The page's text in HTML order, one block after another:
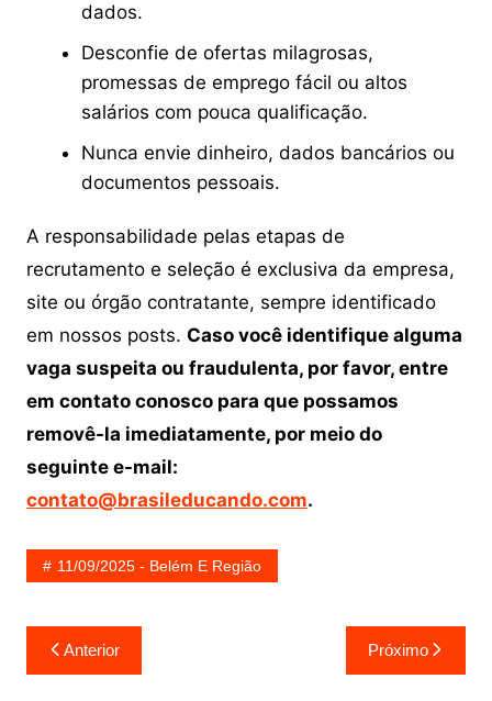
dados.
Desconfie de ofertas milagrosas,
promessas de emprego fácil ou altos
salários com pouca qualificação.
Nunca envie dinheiro, dados bancários ou
documentos pessoais.
A responsabilidade pelas etapas de
recrutamento e seleção é exclusiva da empresa,
site ou órgão contratante, sempre identificado
em nossos posts. Caso você identifique alguma
vaga suspeita ou fraudulenta, por favor, entre
em contato conosco para que possamos
removê-la imediatamente, por meio do
seguinte e-mail:
contato@brasileducando.com.
11/09/2025 - Belém E Região
Navegação
de
Anterior Próximo